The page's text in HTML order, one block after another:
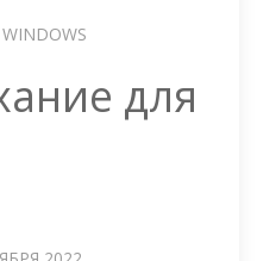
WINDOWS
для